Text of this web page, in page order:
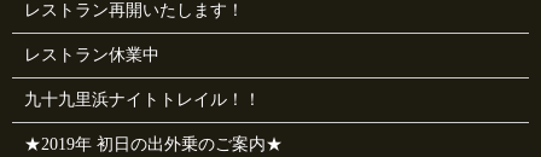
レストラン再開いたします！
レストラン休業中
九十九里浜ナイトトレイル！！
★2019年 初日の出外乗のご案内★